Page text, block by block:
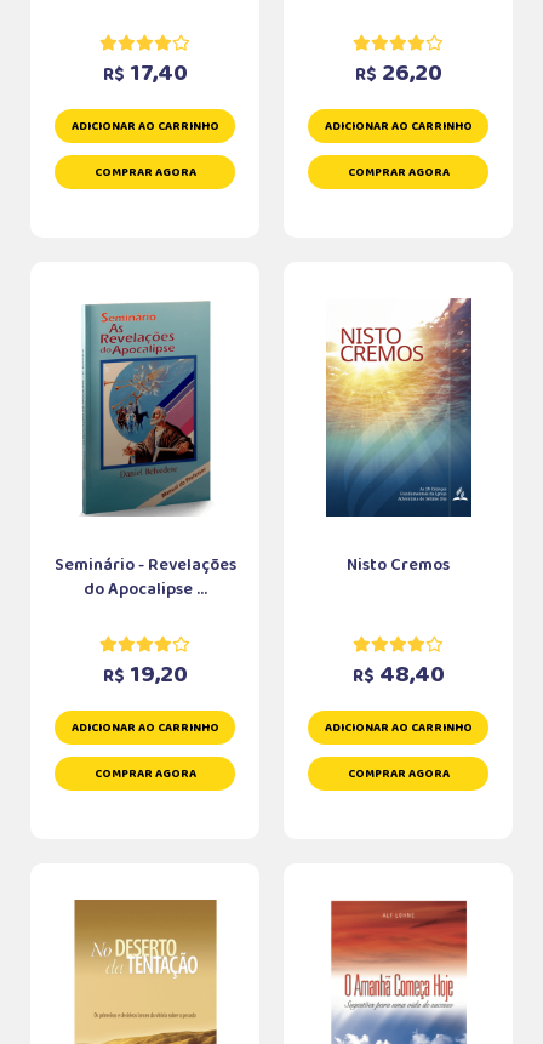
R$ 17,40
ADICIONAR AO CARRINHO
COMPRAR AGORA
R$ 26,20
ADICIONAR AO CARRINHO
COMPRAR AGORA
Seminário - Revelações
do Apocalipse ...
R$ 19,20
ADICIONAR AO CARRINHO
COMPRAR AGORA
Nisto Cremos
R$ 48,40
ADICIONAR AO CARRINHO
COMPRAR AGORA